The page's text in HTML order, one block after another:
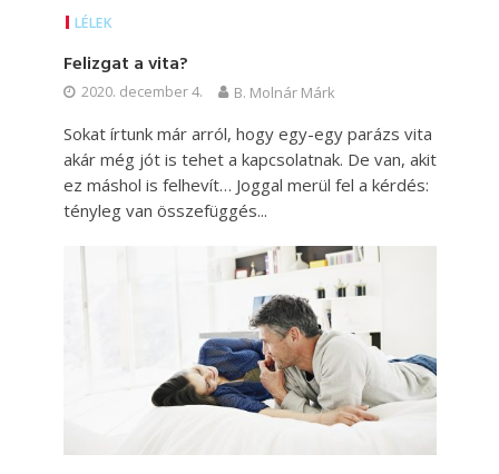
LÉLEK
Felizgat a vita?
2020. december 4. B. Molnár Márk
Sokat írtunk már arról, hogy egy-egy parázs vita
akár még jót is tehet a kapcsolatnak. De van, akit
ez máshol is felhevít… Joggal merül fel a kérdés:
tényleg van összefüggés...